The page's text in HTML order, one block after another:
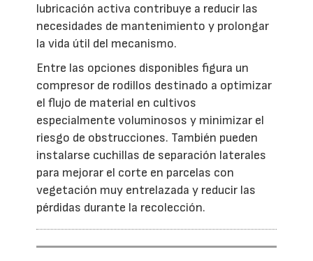
lubricación activa contribuye a reducir las
necesidades de mantenimiento y prolongar
la vida útil del mecanismo.
Entre las opciones disponibles figura un
compresor de rodillos destinado a optimizar
el flujo de material en cultivos
especialmente voluminosos y minimizar el
riesgo de obstrucciones. También pueden
instalarse cuchillas de separación laterales
para mejorar el corte en parcelas con
vegetación muy entrelazada y reducir las
pérdidas durante la recolección.